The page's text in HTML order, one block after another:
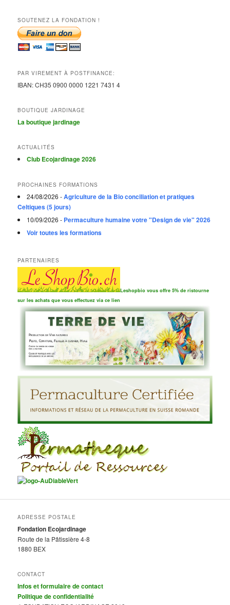
SOUTENEZ LA FONDATION !
PAR VIREMENT À POSTFINANCE:
IBAN:CH35 0900 0000 1221 74314
BOUTIQUE JARDINAGE
La boutique jardinage
ACTUALITÉS
Club Ecojardinage 2026
PROCHAINES FORMATIONS
24/08/2026 -Agriculture de la Bio conciliation et pratiques
Celtiques (5 jours)
10/09/2026 - Permaculture humaine votre "Design de vie" 2026
Voir toutes les formations
PARTENAIRES
Leshopbio vous offre 5% de ristourne
sur les achats que vous effectuez via ce lien
ADRESSE POSTALE
Fondation Ecojardinage
Route de la Pâtissière 4-8
1880 BEX
CONTACT
Infos et formulaire de contact
Politique de confidentialité